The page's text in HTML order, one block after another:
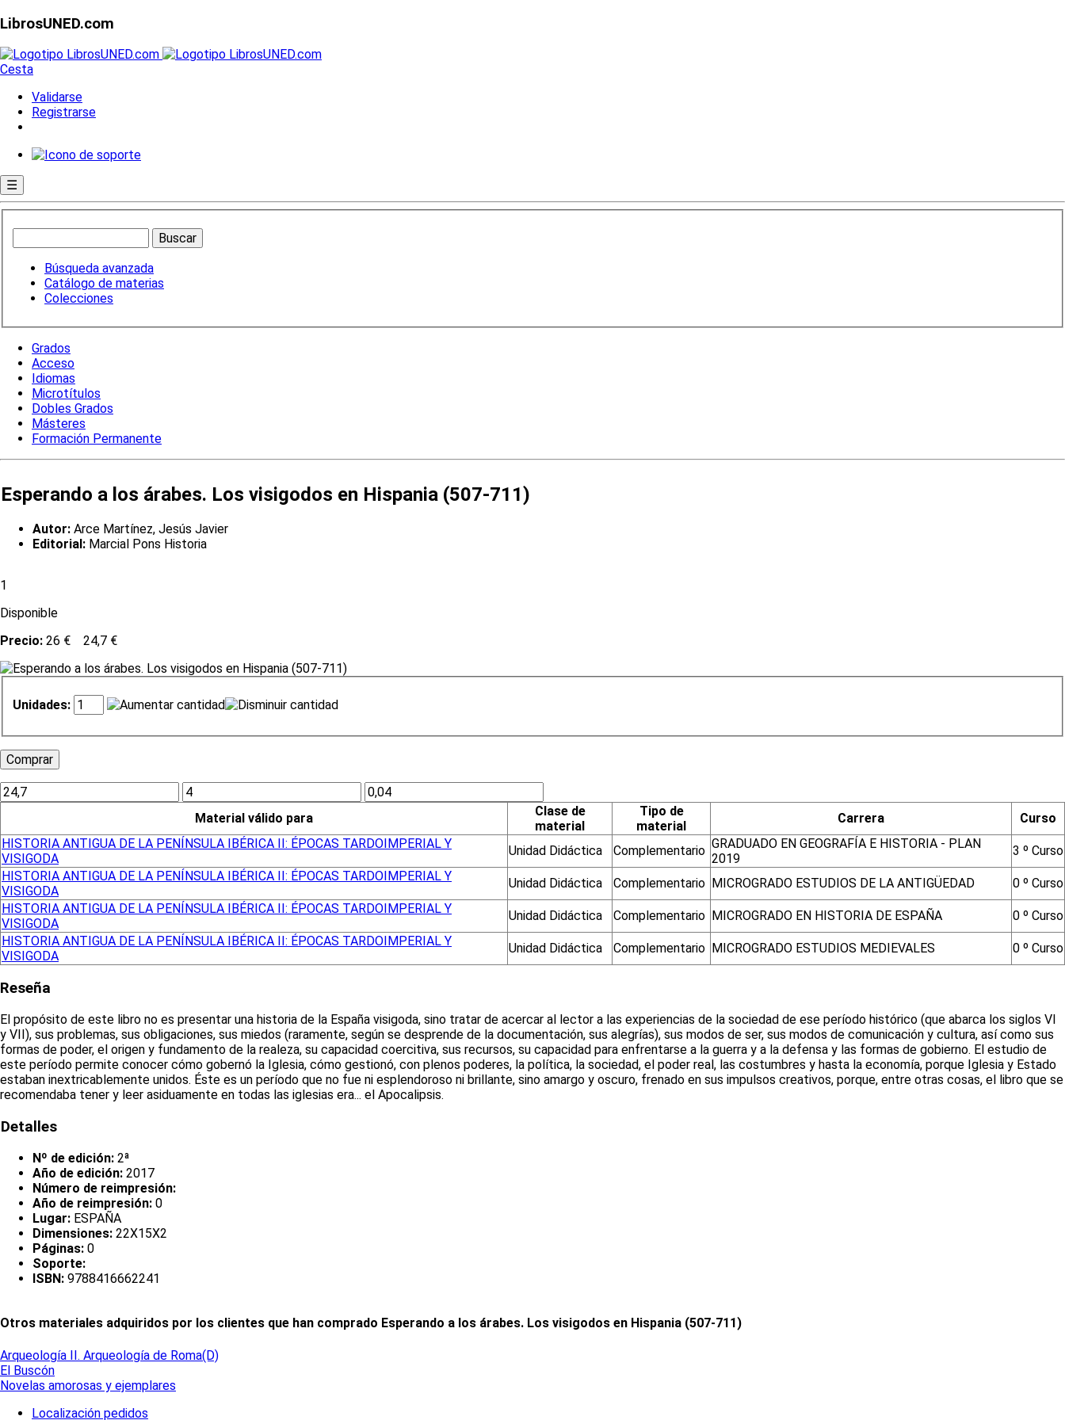
LibrosUNED.com
Cesta
Validarse
Registrarse
☰
Búsqueda avanzada
Catálogo de materias
Colecciones
Grados
Acceso
Idiomas
Microtítulos
Dobles Grados
Másteres
Formación Permanente
Esperando a los árabes. Los visigodos en Hispania (507-711)
Autor: Arce Martínez, Jesús Javier
Editorial: Marcial Pons Historia
1
Disponible
Precio: 26 € 24,7 €
Unidades:
Material válido para
Clase de
material
Tipo de
material
Carrera
Curso
HISTORIA ANTIGUA DE LA PENÍNSULA IBÉRICA II: ÉPOCAS TARDOIMPERIAL Y
VISIGODA
Unidad Didáctica Complementario GRADUADO EN GEOGRAFÍA E HISTORIA - PLAN
2019
3 º Curso
HISTORIA ANTIGUA DE LA PENÍNSULA IBÉRICA II: ÉPOCAS TARDOIMPERIAL Y
VISIGODA
Unidad Didáctica Complementario MICROGRADO ESTUDIOS DE LA ANTIGÜEDAD
0 º Curso
HISTORIA ANTIGUA DE LA PENÍNSULA IBÉRICA II: ÉPOCAS TARDOIMPERIAL Y
VISIGODA
Unidad Didáctica Complementario MICROGRADO EN HISTORIA DE ESPAÑA
0 º Curso
HISTORIA ANTIGUA DE LA PENÍNSULA IBÉRICA II: ÉPOCAS TARDOIMPERIAL Y
VISIGODA
Unidad Didáctica Complementario MICROGRADO ESTUDIOS MEDIEVALES 0 º Curso
Reseña
El propósito de este libro no es presentar una historia de la España visigoda, sino tratar de acercar al lector a las experiencias de la sociedad de ese período histórico (que abarca los siglos VI
y VII), sus problemas, sus obligaciones, sus miedos (raramente, según se desprende de la documentación, sus alegrías), sus modos de ser, sus modos de comunicación y cultura, así como sus
formas de poder, el origen y fundamento de la realeza, su capacidad coercitiva, sus recursos, su capacidad para enfrentarse a la guerra y a la defensa y las formas de gobierno. El estudio de
este período permite conocer cómo gobernó la Iglesia, cómo gestionó, con plenos poderes, la política, la sociedad, el poder real, las costumbres y hasta la economía, porque Iglesia y Estado
estaban inextricablemente unidos. Éste es un período que no fue ni esplendoroso ni brillante, sino amargo y oscuro, frenado en sus impulsos creativos, porque, entre otras cosas, el libro que se
recomendaba tener y leer asiduamente en todas las iglesias era... el Apocalipsis.
Detalles
Nº de edición: 2ª
Año de edición: 2017
Número de reimpresión:
Año de reimpresión: 0
Lugar: ESPAÑA
Dimensiones: 22X15X2
Páginas: 0
Soporte:
ISBN: 9788416662241
Otros materiales adquiridos por los clientes que han comprado Esperando a los árabes. Los visigodos en Hispania (507-711)
Arqueología II. Arqueología de Roma(D)
El Buscón
Novelas amorosas y ejemplares
Localización pedidos